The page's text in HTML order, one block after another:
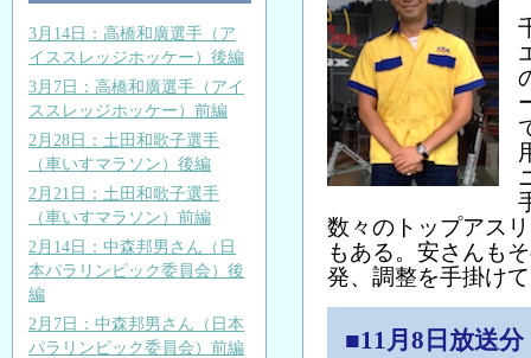
3月14日：高橋和廣選手（ア
イススレッジホッケー）後編
3月7日：高橋和廣選手（アイ
ススレッジホッケー）前編
2月28日：土田和歌子選手
（車いすマラソン）後編
2月21日：土田和歌子選手
（車いすマラソン）前編
2月14日：中森邦男さん（日
本パラリンピック委員会）後
編
2月7日：中森邦男さん（日本
パラリンピック委員会）前編
数々のトップアス
もある。安さんも
発、調整を手掛け
■11月8日放送